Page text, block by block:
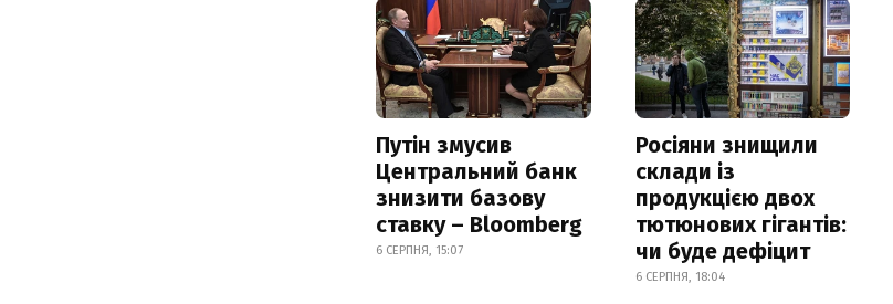
Путін змусив
Центральний банк
знизити базову
ставку – Bloomberg
6 СЕРПНЯ, 15:07
Росіяни знищили
склади із
продукцією двох
тютюнових гігантів:
чи буде дефіцит
6 СЕРПНЯ, 18:04